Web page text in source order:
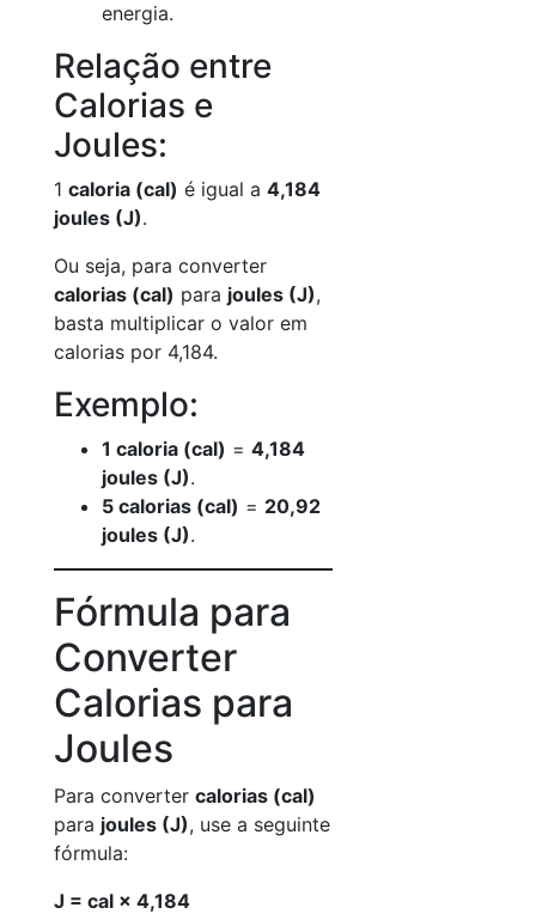
energia.
Relação entre
Calorias e
Joules:
1 caloria (cal) é igual a 4,184
joules (J).
Ou seja, para converter
calorias (cal) para joules (J),
basta multiplicar o valor em
calorias por 4,184.
Exemplo:
1 caloria (cal) = 4,184
joules (J).
5 calorias (cal) = 20,92
joules (J).
Fórmula para
Converter
Calorias para
Joules
Para converter calorias (cal)
para joules (J), use a seguinte
fórmula:
J = cal × 4,184